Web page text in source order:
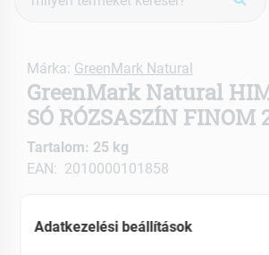
keresés
Márka: GreenMark Natural
GreenMark Natural
SÓ RÓZSASZÍN FINOM
Tartalom: 25 kg
EAN: 2010000101858
Adatkezelési beállítások